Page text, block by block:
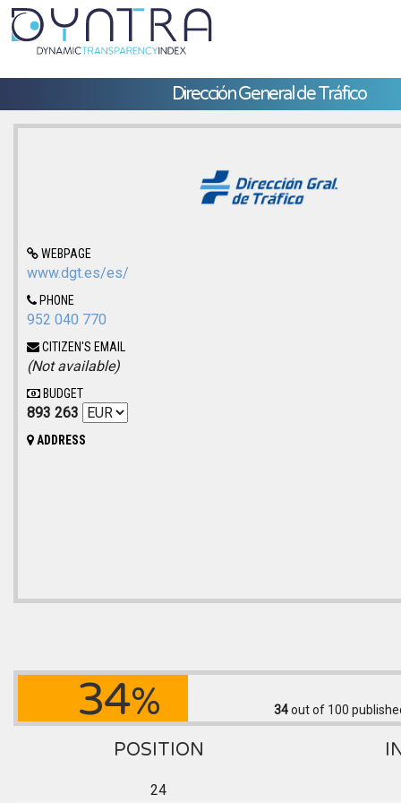
Dirección General de Tráfico
WEBPAGE
www.dgt.es/es/
PHONE
952 040 770
CITIZEN'S EMAIL
(Not available)
BUDGET
893 263
ADDRESS
34% 34out of 100
POSITION
24